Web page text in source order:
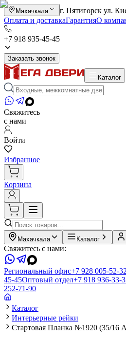
Махачкала
г. Пятигорск ул.
Оплата и доставкаГарантияО
+7 918 935-45-45
Заказать звонок
Каталог
Свяжитесь
с нами
Войти
Избранное
Корзина
Махачкала Каталог
Свяжитесь с нами:
Региональный офис+7 928 005-52-32
45-45Оптовый отдел+7 918 936-33-
252-71-90
Каталог
Интерьерные рейки
Стартовая Планка №1920 (35/16